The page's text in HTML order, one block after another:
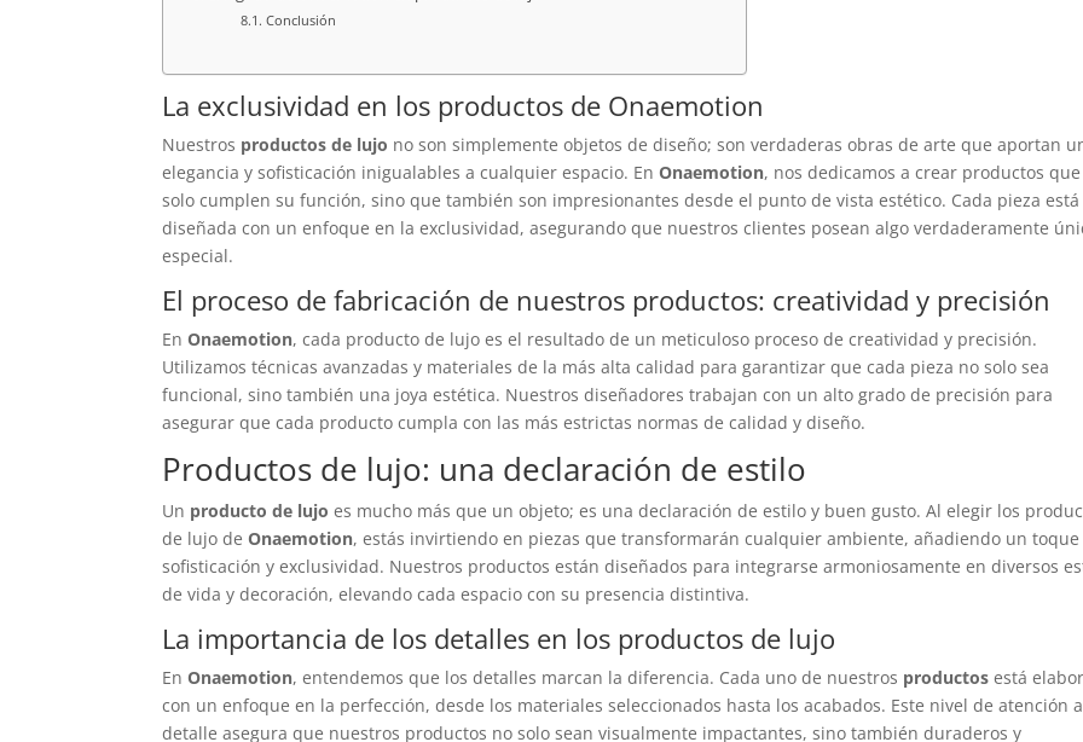
Conclusión
La exclusividad en los productos de Onaemotion
Nuestros productos de lujo no son simplemente objetos de diseño; son verdaderas obras de arte que aportan
elegancia y sofisticación inigualables a cualquier espacio. EnOnaemotion, nos dedicamos a crear productos
solo cumplen su función, sino que también son impresionantes desde el punto de vista estético. Cada pieza está
diseñada con un enfoque en la exclusividad, asegurando que nuestros clientes posean algo verdaderamente
especial.
El proceso de fabricación de nuestros productos: creatividad y precisión
EnOnaemotion, cada producto de lujo es el resultado de un meticuloso proceso de creatividad y precisión.
Utilizamos técnicas avanzadas y materiales de la más alta calidad para garantizar que cada pieza no solo sea
funcional, sino también una joya estética. Nuestros diseñadores trabajan con un alto grado de precisión para
asegurar que cada producto cumpla con las más estrictas normas de calidad y diseño.
Productos de lujo: una declaración de estilo
Un producto de lujo es mucho más que un objeto; es una declaración de estilo y buen gusto. Al elegir los
de lujo deOnaemotion, estás invirtiendo en piezas que transformarán cualquier ambiente, añadiendo un toque
sofisticación y exclusividad. Nuestros productos están diseñados para integrarse armoniosamente en diversos
de vida y decoración, elevando cada espacio con su presencia distintiva.
La importancia de los detalles en los productos de lujo
EnOnaemotion, entendemos que los detalles marcan la diferencia. Cada uno de nuestros productos está
con un enfoque en la perfección, desde los materiales seleccionados hasta los acabados. Este nivel de atención
detalle asegura que nuestros productos no solo sean visualmente impactantes, sino también duraderos y